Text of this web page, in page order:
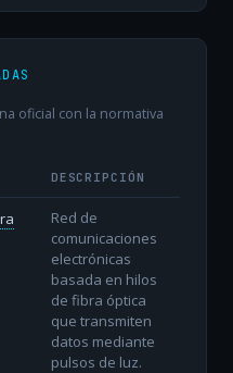
oficial con la normativa
DESCRIPCIÓN
Red de
comunicaciones
electrónicas
basada en hilos
de fibra óptica
que transmiten
datos mediante
pulsos de luz.